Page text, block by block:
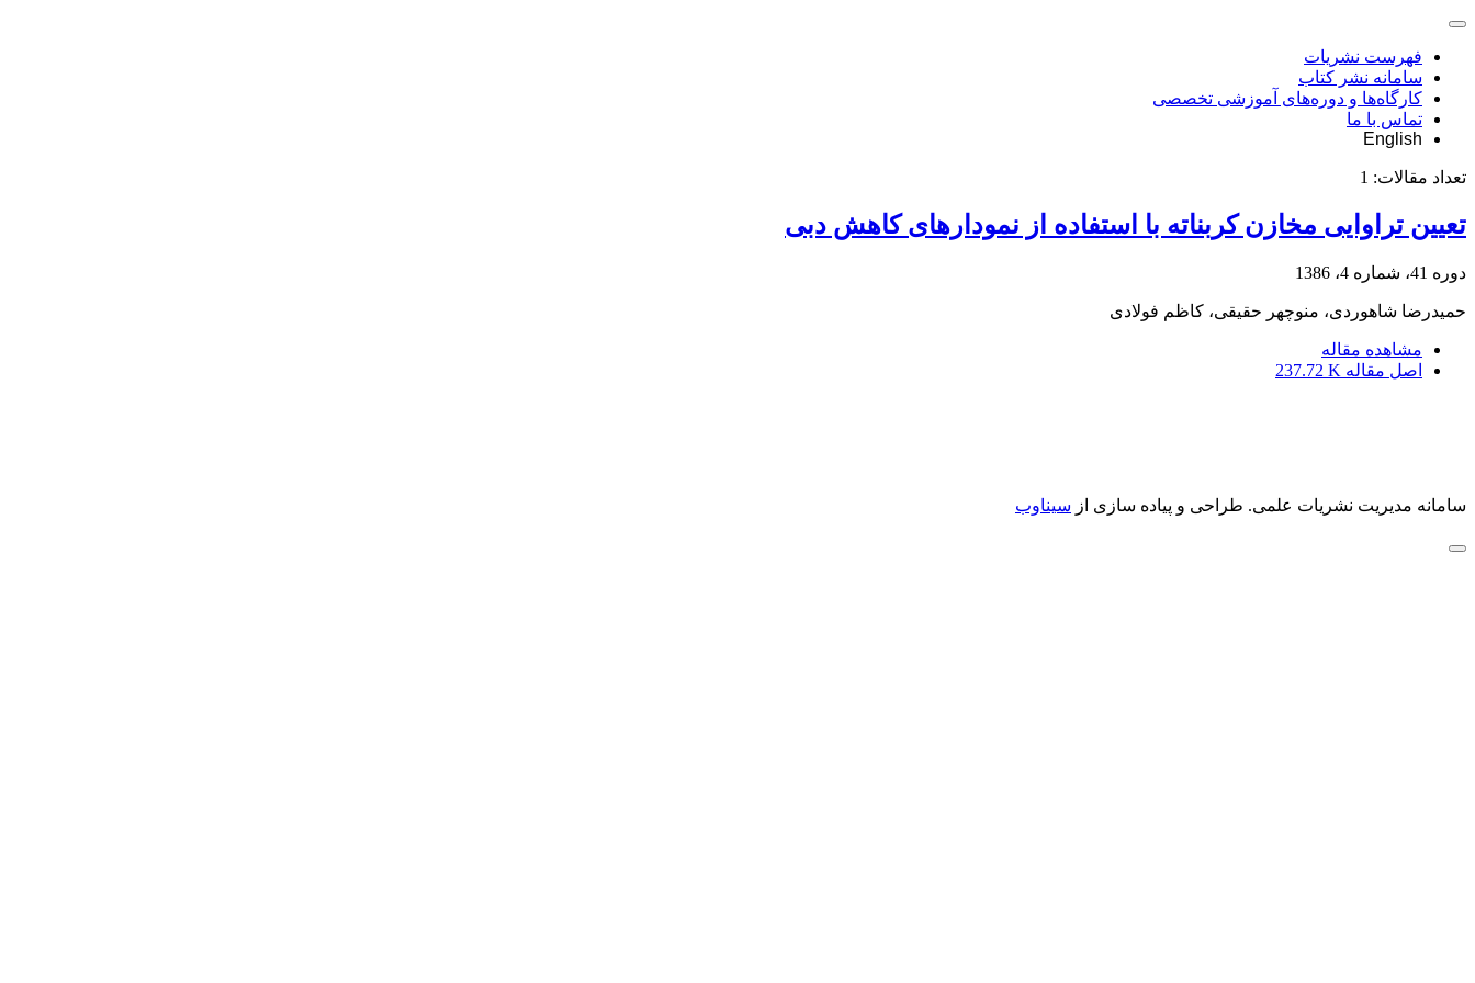
فهرست نشریات
سامانه نشر کتاب
کارگاه‌ها و دوره‌های آموزشی تخصصی
تماس با ما
English
تعداد مقالات: 1
تعیین تراوایی مخازن کربناته با استفاده از نمودارهای کاهش دبی
دوره 41، شماره 4، 1386
حمیدرضا شاهوردی، منوچهر حقیقی، کاظم فولادی
مشاهده مقاله
اصل مقاله 237.72 K
سامانه مدیریت نشریات علمی. طراحی و پیاده سازی از سیناوب